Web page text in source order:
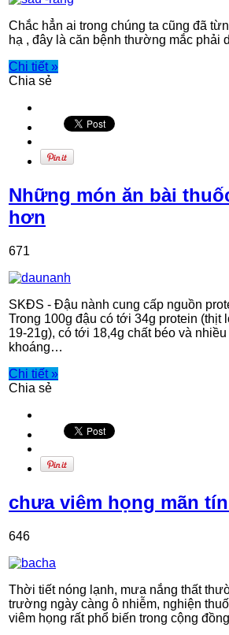
Chắc hẳn ai trong chúng ta cũng đã
hạ , đây là căn bệnh thường mắc phải
Chi tiết »
Chia sẻ
Những món ăn bài
hơn
671
SKĐS - Đậu nành cung cấp nguồn
Trong 100g đậu có tới 34g protein (thịt
19-21g), có tới 18,4g chất béo và
khoáng…
Chi tiết »
Chia sẻ
chưa viêm họng mãn
646
Thời tiết nóng lạnh, mưa nắng thất
trường ngày càng ô nhiễm, nghiện
viêm họng rất phổ biến trong cộng